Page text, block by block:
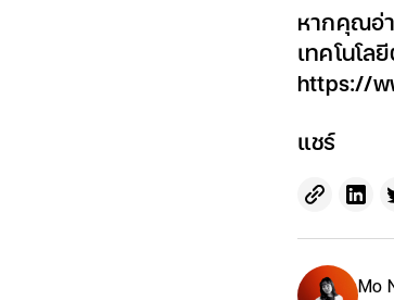
หากคุณอ่
เทคโนโล
https://
แชร์
Mo